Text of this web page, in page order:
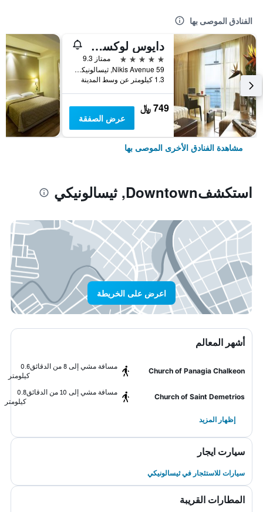
الفنادق الموصى بها
دايوس لوكسري ليفينغ
5 نجوم
ممتاز 9.3
Nikis Avenue 59, ثيسالونيكي, اليونان
1.3 كيلومتر عن وسط المدينة
749 ﷼
عرض الصفقة
مشاهدة الفنادق الأخرى الموصى بها
استكشفDowntown, ثيسالونيكي
اعرض على الخريطة
أشهر المعالم
Church of Panagia Chalkeon
مسافة مشي إلى 8 من الدقائق
0.6
كيلومتر
Church of Saint Demetrios
مسافة مشي إلى 10 من الدقائق
0.8
كيلومتر
إظهار المزيد
سيارت ايجار
سيارات للاستئجار في ثيسالونيكي
المطارات القريبة